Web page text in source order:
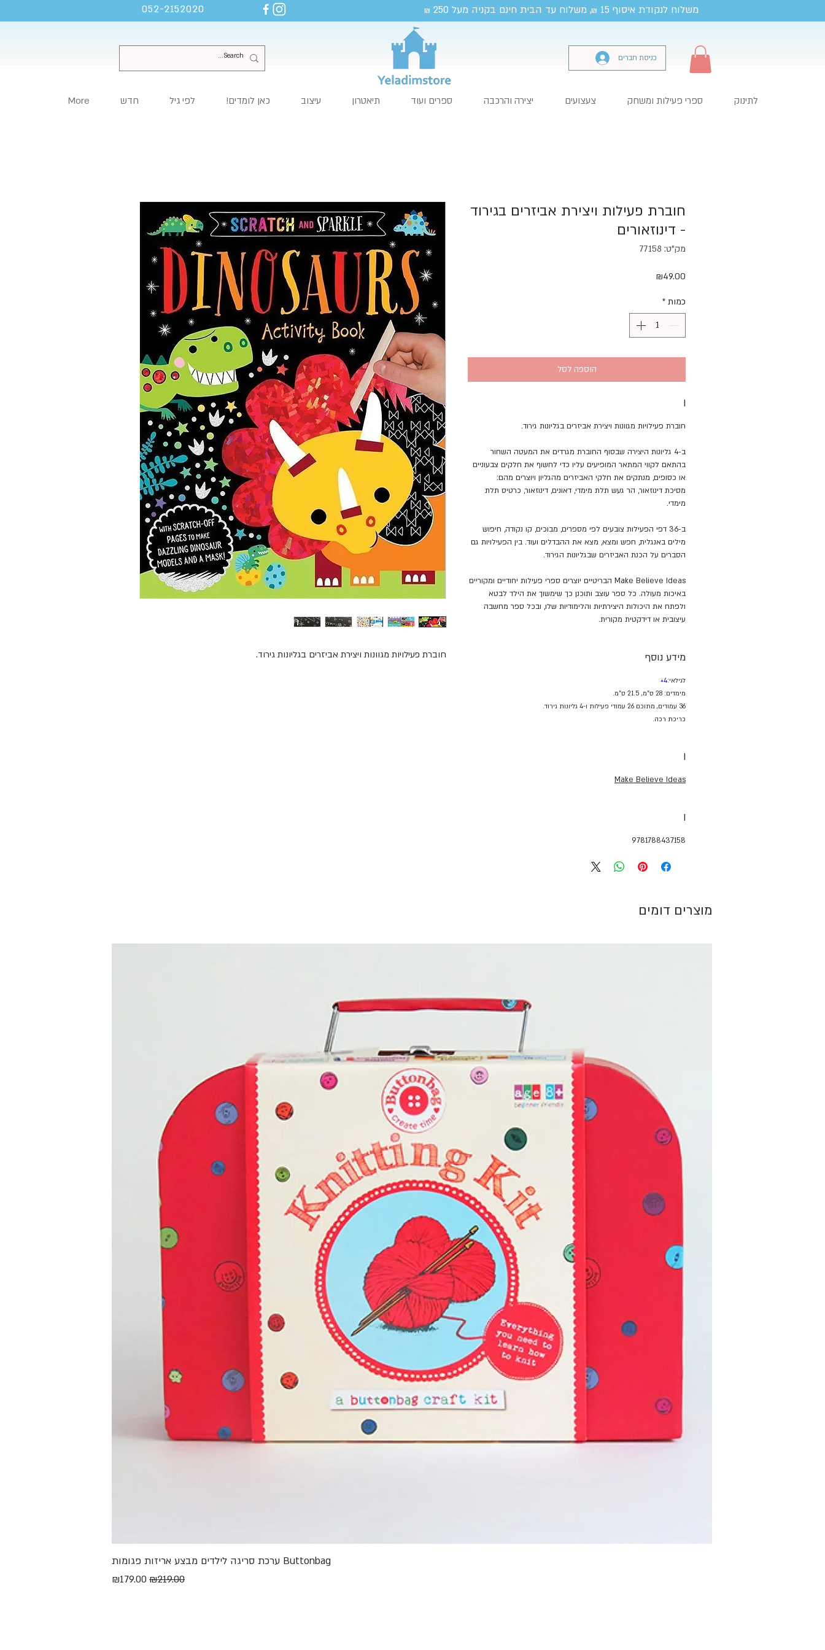
052-2152020 משלוח לנקודת איסוף 15 ₪, משלוח עד הבית חינם בקניה מעל 250 ₪
כניסת חברים
לתינוק ספרי פעילות ומשחק צעצועים יצירה והרכבה ספרים ועוד תיאטרון עיצוב כאן לומדים! לפי גיל חדש More
חוברת פעילויות מגוונות ויצירת אביזרים בגליונות גירוד.
חוברת פעילות ויצירת אביזרים בגירוד
- דינוזאורים
מק"ט: 77158
₪49.00
כמות *
הוספה לסל
I
חוברת פעילויות מגוונות ויצירת אביזרים בגליונות גירוד.
ב-4 גליונות היצירה שבסוף החוברת מגרדים את המעטה השחור
בהתאם לקווי המתאר המופיעים עליו כדי לחשוף את חלקים צבעוניים
או כסופים, מנתקים את חלקי האביזרים מהגליון ויוצרים מהם:
מסיכת דינוזאור, הר געש תלת מימדי, דאונים, דינוזאור, כרטיס תלת
מימדי.
ב-36 דפי הפעילות צובעים לפי מספרים, מבוכים, קו נקודה, חיפוש
מילים באנגלית, חפש ומצא, מצא את ההבדלים ועוד. בין הפעילויות גם
הסברים על הכנת האביזרים שבגליונות הגירוד.
Make Believe Ideas הבריטיים יוצרים ספרי פעילות יחודיים ומקוריים
באיכות מעולה. כל ספר עוצב ותוכנן כך שימשוך את הילד לבטא
ולפתח את היכולות היצירתיות והלימודיות שלו, ובכל ספר מחשבה
עיצובית או דידקטית מקורית.
מידע נוסף
לגילאי:4+
מימדים: 28 ס"מ, 21.5 ס"מ.
36 עמודים, מתוכם 26 עמודי פעילות ו-4 גליונות גירוד.
כריכת רכה.
I
Make Believe Ideas
I
9781788437158
מוצרים דומים
Buttonbag ערכת סריגה לילדים מבצע אריזות פגומות
מחיר רגיל
₪219.00מחיר מבצע
₪179.00